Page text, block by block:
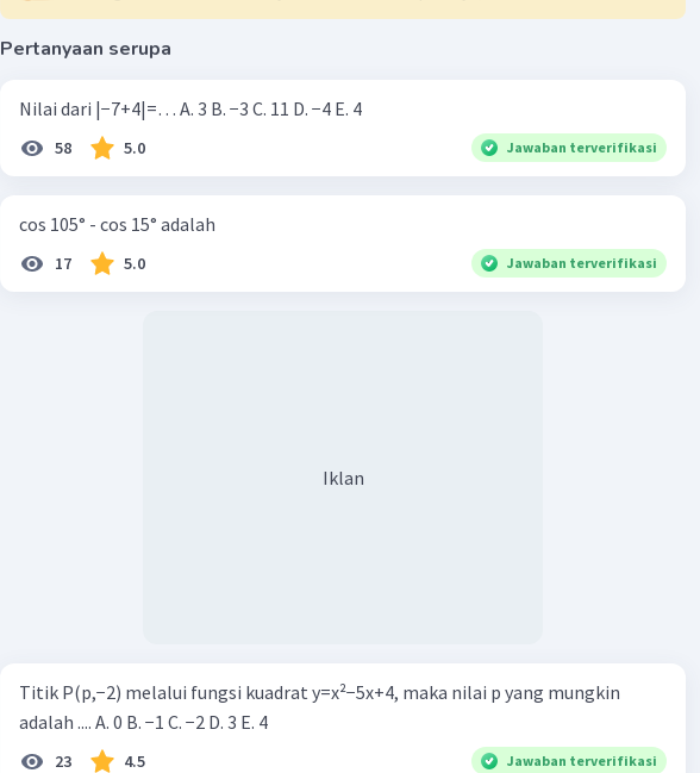
Pertanyaan serupa
Nilai dari |−7+4|=… A. 3 B. −3 C. 11 D. −4 E. 4
58 5.0 Jawaban terverifikasi
cos 105° - cos 15° adalah
17 5.0 Jawaban terverifikasi
Iklan
Titik P(p,−2) melalui fungsi kuadrat y=x²−5x+4, maka nilai p yang mungkin
adalah .... A. 0 B. −1 C. −2 D. 3 E. 4
23 4.5 Jawaban terverifikasi